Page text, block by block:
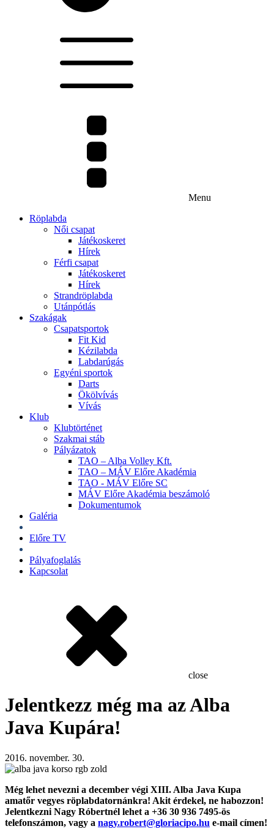
Menu
Röplabda
Női csapat
Játékoskeret
Hírek
Férfi csapat
Játékoskeret
Hírek
Strandröplabda
Utánpótlás
Szakágak
Csapatsportok
Fit Kid
Kézilabda
Labdarúgás
Egyéni sportok
Darts
Ökölvívás
Vívás
Klub
Klubtörténet
Szakmai stáb
Pályázatok
TAO – Alba Volley Kft.
TAO – MÁV Előre Akadémia
TAO - MÁV Előre SC
MÁV Előre Akadémia beszámoló
Dokumentumok
Galéria
Előre TV
Pályafoglalás
Kapcsolat
close
Jelentkezz még ma az Alba
Java Kupára!
2016. november. 30.
Még lehet nevezni a december végi XIII. Alba Java Kupa
amatőr vegyes röplabdatornánkra! Akit érdekel, ne habozzon!
Jelentkezni Nagy Róbertnél lehet a +36 30 936 7495-ös
telefonszámon, vagy a nagy.robert@gloriacipo.hu e-mail címen!